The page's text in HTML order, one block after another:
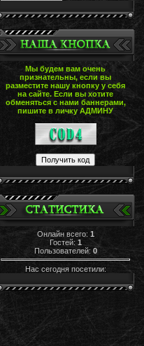
Мы будем вам очень
признательны, если вы
разместите нашу кнопку у себя
на сайте. Если вы хотите
обменяться с нами баннерами,
пишите в личку АДМИНУ
Онлайн всего: 1
Гостей: 1
Пользователей: 0
Нас сегодня посетили: